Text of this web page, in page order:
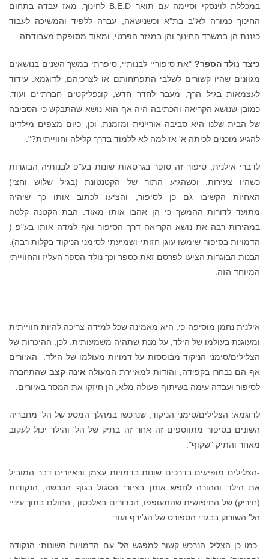
במכללת לוינסקי וסיימה עם תואר B.E.D לחינוך. מאז עבדה בתחום
החינוך כמורה לא"ב בת"א וכשנישאה, עברה ללפיד והמשיכה לעבוד
כגננת הן במשרד החינוך והן במגזר הפרטי, ומאוד מסופקת מעבודתה.
כיצד נולד הספר? "את סיפוריי לבנותיי, סיפרתי במשך השנים בנושאים
מגוונים שהיו קשורים לשלבי התפתחותם או לצרכיהם, לדוגמא: עידוד
לעצמאות בגיל הרך, מעבר לחדר חדש, קונפליקטים חברתיים ועוד.
כמובן שנושא הקריאה והכתיבה היה אף הוא נושא שהתבקש כי הסביבה
של הבית שלנו היא סביבה אוריינית ומזמנת. וכן, כיום מצפים מילדינו
להגיע מוכנים לכיתה א' אז למה לא ללמוד בדרך קלילה וחווייתית?".
לדברי אילנית, סיפור זה סופר בגרסאות שונות בע"פ לבנותיה הבוגרות
כשהיו צעירות. וכשהגיע התור של הקטנטונת (בגיל שלוש וחצי)
האחיות הקשיבו גם כן לסיפור, והציעו לכתוב אותו כך שיהיה
מתועד לדורות ההמשך כי הן אהבו אותו מאוד. הבת הקטנה קלטה
במהירות רבה את נושא הקריאה דרך הסיפור ואף למדה אותו בע"פ (
הדמויות בסיפור שימשו עוגן חזותי ושמיעתי לסימני הניקוד בקלות רבה).
הבנות הבוגרות הציעו לפרסם זאת כספר וכך נולד הספר העליז והחווייתי
המיוחד הזה.
אילנית נחמן מוסיפה כי, היא מאמינה שכל למידה צריכה להיות חווייתית
ומעוגנת בעולמו של הילד, על מנת שתהיה משמעותית. לכן, ההיכרות של
הצלילים/סימני הניקוד מבוססות על דמויות מעולמו של הילד. האיורים
אף הם נבחרו בקפידה, והודות למאיירת המעולה אינה קצב שהתחברה
לסיפור ועבדה עימה בשיתוף פעולה מלא, הן חיזקו את המסר באיורים.
לדוגמא: הצלילים/סימני הניקוד, שנרכשו במהלך המסע של הל' מחבריה
השונים בסיפור מתווספים זה אחר זה בתיק של הל' והילד יכול לעקוב
מאחר והתיק "שקוף".
-הצלילים מופיעים בדרכים שונות בדמויות עצמן ובאיורים דבר המוביל
את הילד וההורה לחפש אותן בציור: הסגול בגוף הכבשה, הנקודות
(חיריק) של החיפושית שהתעופפו, הכדורים באלכסון , החולם בתוך עיניי
הל' השורוק בבגדי הספורט של הג'ירף ועוד.
-כמו כן הצליל הנרכש קשור למפגש הל' עם הדמויות השונות: הנקודה